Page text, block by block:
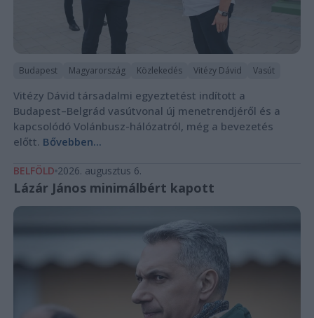
Budapest Magyarország Közlekedés Vitézy Dávid Vasút
Vitézy Dávid társadalmi egyeztetést indított a
Budapest–Belgrád vasútvonal új menetrendjéről és a
kapcsolódó Volánbusz-hálózatról, még a bevezetés
előtt. Bővebben...
BELFÖLD 2026. augusztus 6.
Lázár János minimálbért kapott